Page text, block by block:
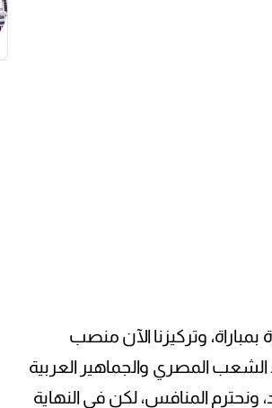
وتركيزنا الآن منصب
الشعب المصري والجماهير العربية
ونحترم المنافس، لكن في النهاية